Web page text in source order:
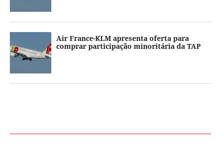
Air France-KLM apresenta oferta para
comprar participação minoritária da TAP